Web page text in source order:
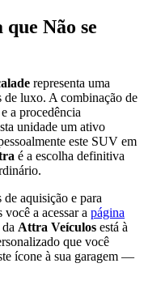
Não se
representa uma
de luxo. A combinação de
a procedência
unidade um ativo
este SUV em
é a escolha definitiva
aquisição e para
a acessar a página
Attra Veículos está à
que você
ícone à sua garagem —